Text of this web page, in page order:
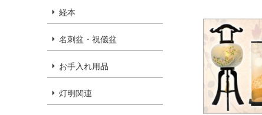
経本
名刺盆・祝儀盆
お手入れ用品
灯明関連